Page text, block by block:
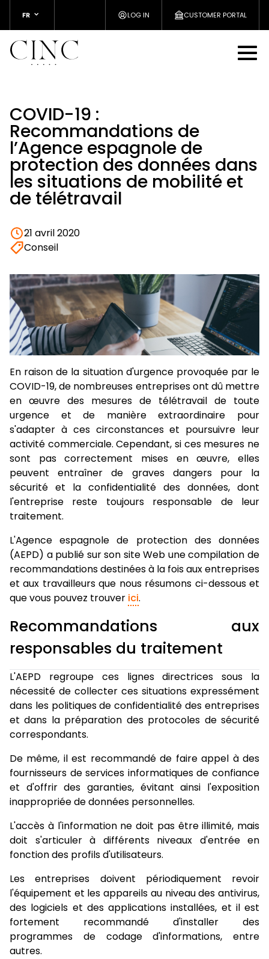
FR LOG IN CUSTOMER PORTAL
COVID-19 :
Recommandations de
l’Agence espagnole de
protection des données dans
les situations de mobilité et
de télétravail
21 avril 2020
Conseil
En raison de la situation d'urgence provoquée par le
COVID-19, de nombreuses entreprises ont dû mettre
en œuvre des mesures de télétravail de toute
urgence et de manière extraordinaire pour
s'adapter à ces circonstances et poursuivre leur
activité commerciale. Cependant, si ces mesures ne
sont pas correctement mises en œuvre, elles
peuvent entraîner de graves dangers pour la
sécurité et la confidentialité des données, dont
l'entreprise reste toujours responsable de leur
traitement.
L'Agence espagnole de protection des données
(AEPD) a publié sur son site Web une compilation de
recommandations destinées à la fois aux entreprises
et aux travailleurs que nous résumons ci-dessous et
que vous pouvez trouver ici.
Recommandations aux
responsables du traitement
L'AEPD regroupe ces lignes directrices sous la
nécessité de collecter ces situations expressément
dans les politiques de confidentialité des entreprises
et dans la préparation des protocoles de sécurité
correspondants.
De même, il est recommandé de faire appel à des
fournisseurs de services informatiques de confiance
et d'offrir des garanties, évitant ainsi l'exposition
inappropriée de données personnelles.
L'accès à l'information ne doit pas être illimité, mais
doit s'articuler à différents niveaux d'entrée en
fonction des profils d'utilisateurs.
Les entreprises doivent périodiquement revoir
l'équipement et les appareils au niveau des antivirus,
des logiciels et des applications installées, et il est
fortement recommandé d'installer des
programmes de codage d'informations, entre
autres.